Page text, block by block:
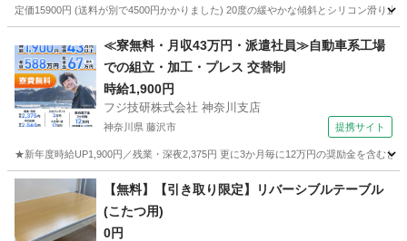
定価15900円 (送料が別で4500円かかりました) 20度の緩やかな傾斜とシリコン滑り
要町駅 その他
≪寮無料・月収43万円・派遣社員≫自動車系工場
での組立・加工・プレス 交替制
時給1,900円
フジ技研株式会社 神奈川支店
神奈川県 藤沢市 提携サイト
★新年度時給UP1,900円／残業・深夜2,375円 更に3か月毎に12万円の奨励金を含む
神奈川 藤沢市 その他
【無料】【引き取り限定】リバーシブルテーブル
(こたつ用)
0円